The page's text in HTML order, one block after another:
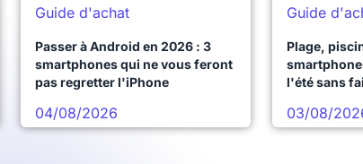
Guide d'achat
Passer à Android en 2026 : 3
smartphones qui ne vous feront
pas regretter l'iPhone
04/08/2026
Guide
Plage,
l'été sans
03/08/